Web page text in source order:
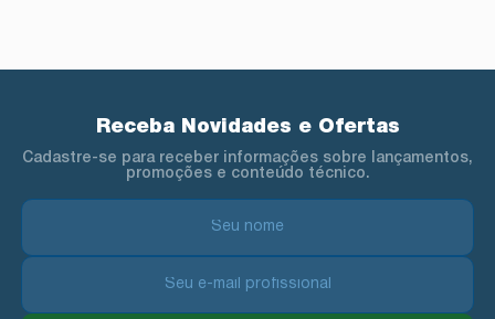
Receba Novidades e Ofertas
Cadastre-se para receber informações sobre lançamentos,
promoções e conteúdo técnico.